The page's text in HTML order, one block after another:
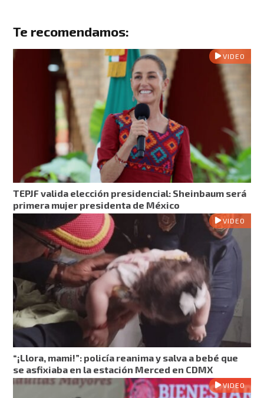
Te recomendamos:
VIDEO
TEPJF valida elección presidencial: Sheinbaum será
primera mujer presidenta de México
VIDEO
“¡Llora, mami!”: policía reanima y salva a bebé que
se asfixiaba en la estación Merced en CDMX
VIDEO